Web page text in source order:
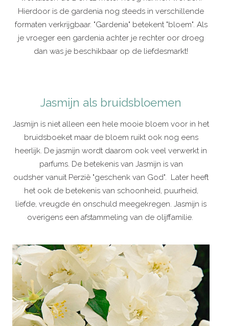
Hierdoor is de gardenia nog steeds in verschillende
formaten verkrijgbaar. "Gardenia" betekent "bloem". Als
je vroeger een gardenia achter je rechter oor droeg
dan was je beschikbaar op de liefdesmarkt!
Jasmijn als bruidsbloemen
Jasmijn is niet alleen een hele mooie bloem voor in het
bruidsboeket maar de bloem ruikt ook nog eens
heerlijk. De jasmijn wordt daarom ook veel verwerkt in
parfums. De betekenis van Jasmijn is van
oudsher vanuit Perzië "geschenk van God". Later heeft
het ook de betekenis van schoonheid, puurheid,
liefde, vreugde én onschuld meegekregen. Jasmijn is
overigens een afstammeling van de olijffamilie.